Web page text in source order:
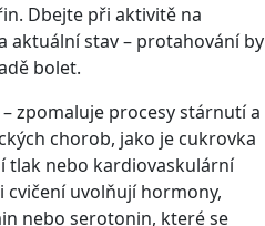
Dbejte při aktivitě na
aktuální stav – protahování by
bolet.
zpomaluje procesy stárnutí a
chorob, jako je cukrovka
tlak nebo kardiovaskulární
uvolňují hormony,
nebo serotonin, které se